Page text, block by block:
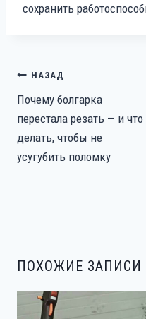
сохранить
НАВИГАЦИЯ
ЗАПИСЯМ
НАЗАД
Почему болгарка
перестала резать — и что
делать, чтобы не
усугубить поломку
ПОХОЖИЕ ЗАПИСИ